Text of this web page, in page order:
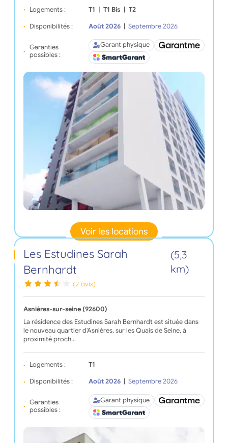
Logements : T1 | T1 Bis | T2
Disponibilités : Août 2026 | Septembre 2026
Garanties
possibles :
Garant physique
Voir les locations
Les Estudines Sarah
Bernhardt
(5,3
km)
(2 avis)
Asnières-sur-seine (92600)
La résidence des Estudines Sarah Bernhardt est située dans
le nouveau quartier d'Asnières, sur les Quais de Seine, à
proximité proch…
Logements : T1
Disponibilités : Août 2026 Septembre 2026
Garanties
possibles :
Garant physique